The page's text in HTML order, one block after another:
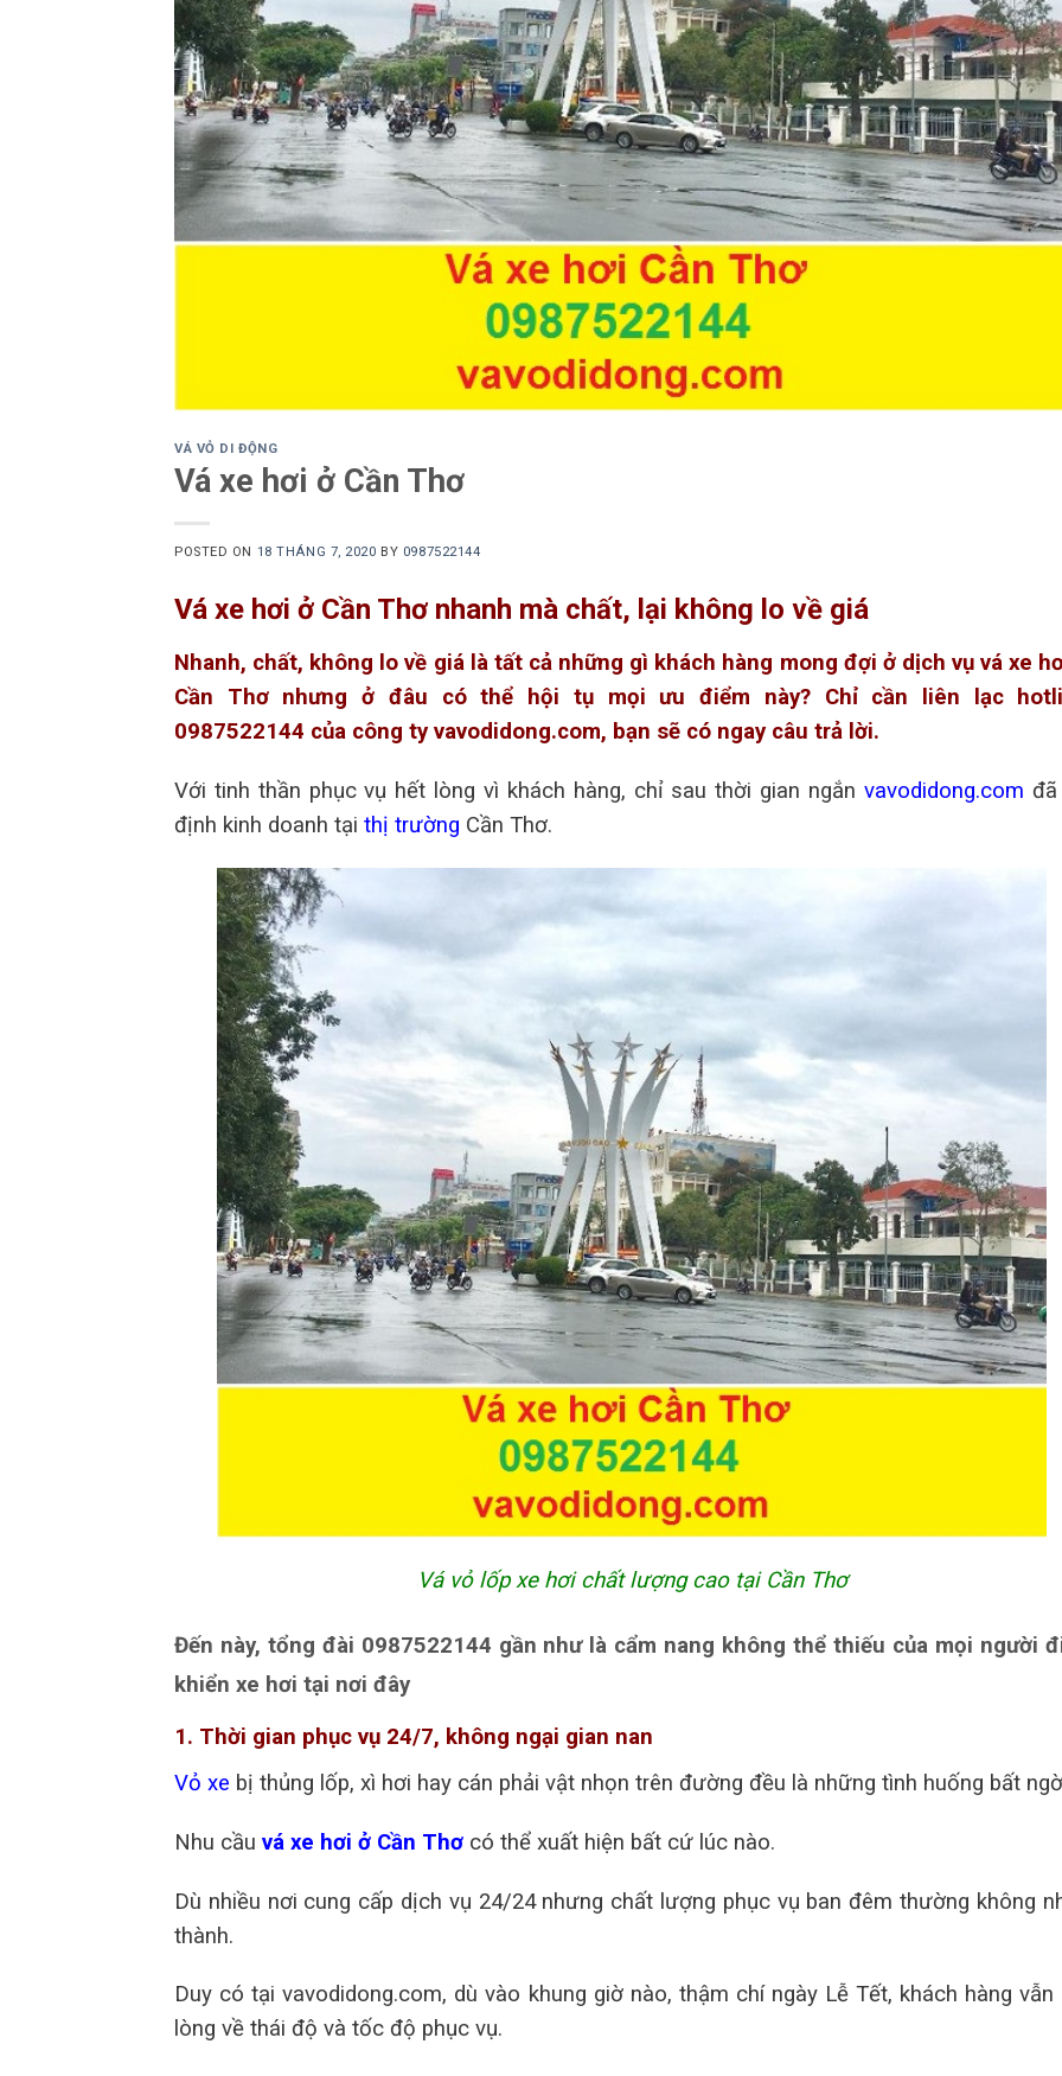
VÁ VỎ DI ĐỘNG
Vá xe hơi ở Cần Thơ
POSTED ON 18 THÁNG 7, 2020 BY 0987522144
Vá xe hơi ở Cần Thơ nhanh mà chất, lại không lo về giá
Nhanh, chất, không lo về giá là tất cả những gì khách hàng mong đợi ở dịch vụ vá xe
Cần Thơ nhưng ở đâu có thể hội tụ mọi ưu điểm này? Chỉ cần liên lạc
0987522144 của công ty vavodidong.com, bạn sẽ có ngay câu trả lời.
Với tinh thần phục vụ hết lòng vì khách hàng, chỉ sau thời gian ngắn vavodidong.com
định kinh doanh tại thị trường Cần Thơ.
Vá vỏ lốp xe hơi chất lượng cao tại Cần Thơ
Đến này, tổng đài 0987522144 gần như là cẩm nang không thể thiếu của mọi người
khiển xe hơi tại nơi đây
1. Thời gian phục vụ 24/7, không ngại gian nan
Vỏ xe bị thủng lốp, xì hơi hay cán phải vật nhọn trên đường đều là những tình huống bất
Nhu cầu vá xe hơi ở Cần Thơ có thể xuất hiện bất cứ lúc nào.
Dù nhiều nơi cung cấp dịch vụ 24/24 nhưng chất lượng phục vụ ban đêm thường không
thành.
Duy có tại vavodidong.com, dù vào khung giờ nào, thậm chí ngày Lễ Tết, khách hàng vẫn
lòng về thái độ và tốc độ phục vụ.